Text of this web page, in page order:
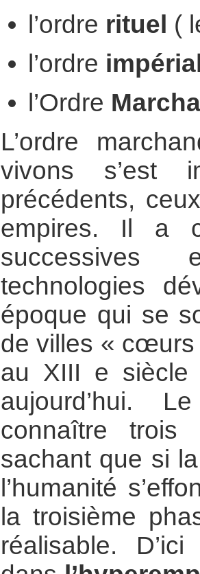
l’ordre rituel (
l’ordre
l’Ordre
L’ordre
vivons s’est
précédents,
empires. Il a
technologies
époque qui se
de villes « cœurs
au XIII e siècle
aujourd’hui.
connaître trois
sachant que si
l’humanité
la troisième
réalisable.